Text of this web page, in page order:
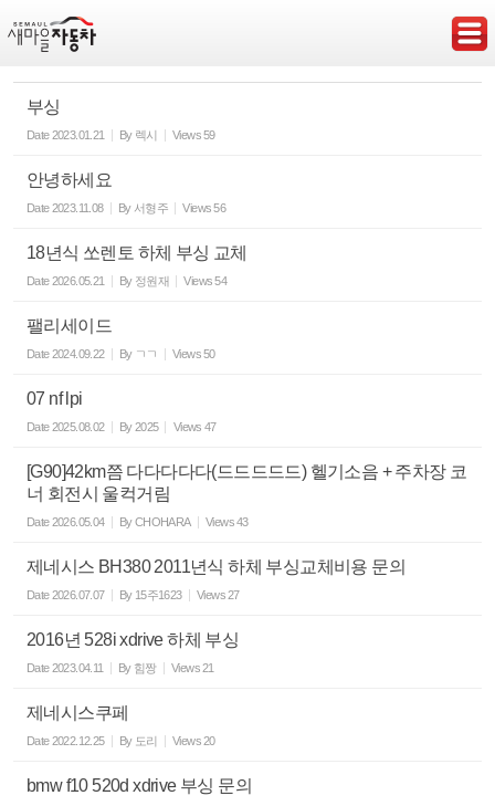
부싱
Date2023.01.21 By 렉시 Views59
안녕하세요
Date2023.11.08 By 서형주 Views 56
18년식 쏘렌토 하체 부싱 교체
Date2026.05.21 By 정원재 Views 54
팰리세이드
Date2024.09.22 By ㄱㄱ Views50
07 nf lpi
Date2025.08.02 By2025 Views 47
[G90]42km쯤 다다다다다(드드드드드) 헬기소음 + 주차장 코
너 회전시 울컥거림
Date2026.05.04 ByCHOHARA Views43
제네시스 BH380 2011년식 하체 부싱교체비용 문의
Date2026.07.07 By 15주1623 Views27
2016년 528i xdrive 하체 부싱
Date2023.04.11 By 힘짱 Views21
제네시스쿠페
Date2022.12.25 By 도리 Views20
bmw f10 520d xdrive 부싱 문의
Sketchbook5, 스케치북5
Sketchbook5, 스케치북5